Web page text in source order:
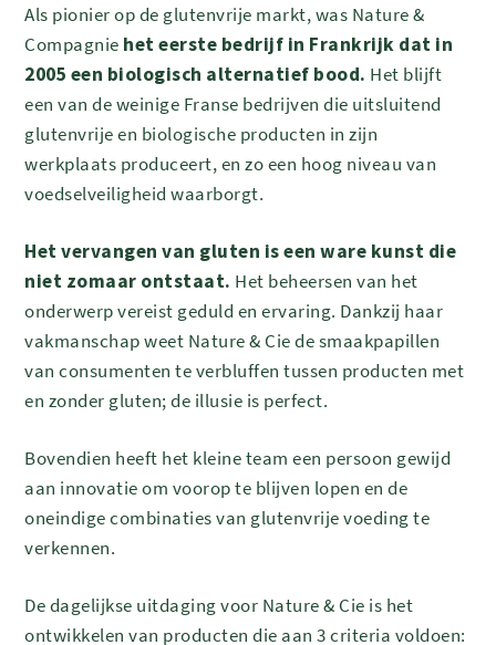
Als pionier op de glutenvrije markt, was Nature &
Compagnie het eerste bedrijf in Frankrijk dat in
2005 een biologisch alternatief bood. Het blijft
een van de weinige Franse bedrijven die uitsluitend
glutenvrije en biologische producten in zijn
werkplaats produceert, en zo een hoog niveau van
voedselveiligheid waarborgt.
Het vervangen van gluten is een ware kunst die
niet zomaar ontstaat. Het beheersen van het
onderwerp vereist geduld en ervaring. Dankzij haar
vakmanschap weet Nature & Cie de smaakpapillen
van consumenten te verbluffen tussen producten met
en zonder gluten; de illusie is perfect.
Bovendien heeft het kleine team een persoon gewijd
aan innovatie om voorop te blijven lopen en de
oneindige combinaties van glutenvrije voeding te
verkennen.
De dagelijkse uitdaging voor Nature & Cie is het
ontwikkelen van producten die aan 3 criteria voldoen: